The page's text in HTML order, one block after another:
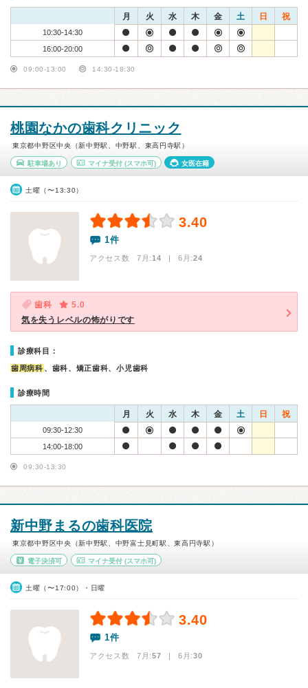
月 火 水 木 金 土 日 祝
10:30-14:30
16:00-20:00
09:00-13:00 14:30-18:30
桃園なかの歯科クリニック
東京都中野区中央（新中野駅、中野駅、東高円寺駅）
駐車場あり マイナ受付(スマホ可) 女医在籍
土曜（〜13:30）
3.40
1件
アクセス数 7月:14 | 6月:24
歯科
5.0
気を失うレベルの怖がりです
診療科目：
歯周病科 、歯科、矯正歯科、小児歯科
診療時間
月 火 水 木 金 土 日 祝
09:30-12:30
14:00-18:00
09:30-13:30
新中野まるの歯科医院
東京都中野区中央（新中野駅、中野富士見町駅、東高円寺駅）
電子決済可 マイナ受付(スマホ可)
土曜（〜17:00）・日曜
3.40
1件
アクセス数 7月:57 | 6月:30